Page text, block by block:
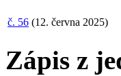
č. 56 (12. června 2025)
Zápis z